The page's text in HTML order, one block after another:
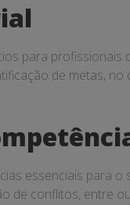
para
de metas,
essenciais para
de conflitos, entre